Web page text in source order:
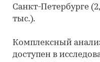
Санкт-Петербурге
тыс.).
Комплексный
доступен в